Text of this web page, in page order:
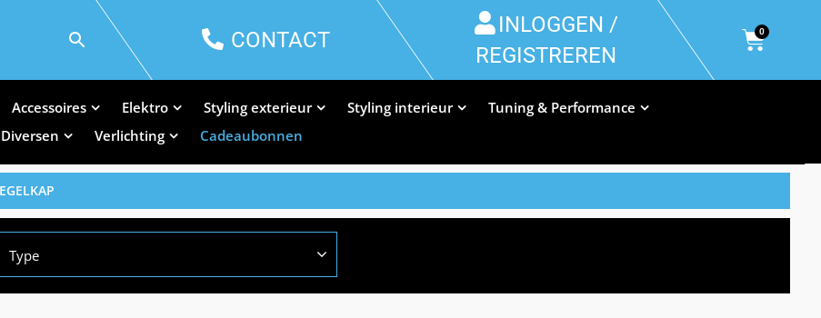
CONTACT
INLOGGEN /
REGISTREREN
0
Accessoires Elektro Styling exterieur Styling interieur
Tuning & Performance
Verlichting Cadeaubonnen
Type